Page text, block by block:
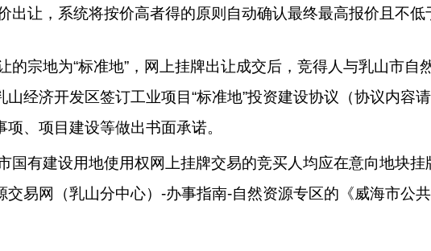
出让，系统将按价高者得的原则自动确认最终最高报价且不低
的宗地为“标准地”，网上挂牌出让成交后，竞得人与乳山市自
经济开发区签订工业项目“标准地”投资建设协议（协议内容
项、项目建设等做出书面承诺。
国有建设用地使用权网上挂牌交易的竞买人均应在意向地块
交易网
（乳山分中心） -办事指南-自然资源专区的《威海市公